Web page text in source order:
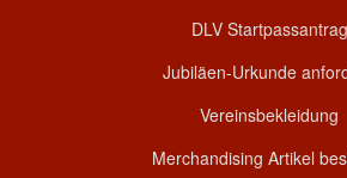
DLV Startpassantrag
Jubiläen-Urkunde
Vereinsbekleidung
Merchandising Artikel